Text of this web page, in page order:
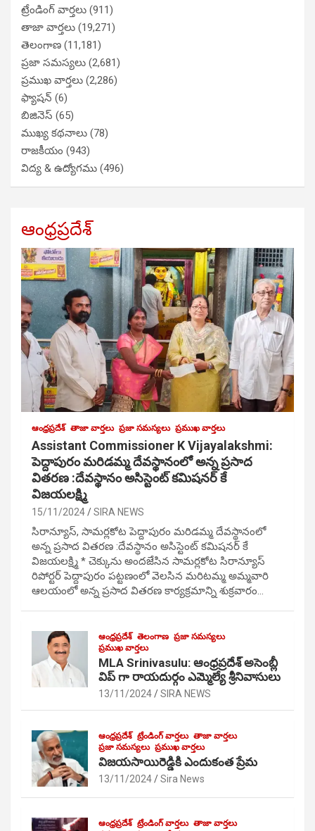
ట్రేండింగ్ వార్తలు (911)
తాజా వార్తలు (19,271)
తెలంగాణ (11,181)
ప్రజా సమస్యలు (2,681)
ప్రముఖ వార్తలు (2,286)
ఫ్యాషన్ (6)
బిజినెస్ (65)
ముఖ్య కథనాలు (78)
రాజకీయం (943)
విద్య & ఉద్యోగము (496)
ఆంధ్రప్రదేశ్
ఆంధ్రప్రదేశ్ తాజా వార్తలు ప్రజా సమస్యలు ప్రముఖ వార్తలు
Assistant Commissioner K Vijayalakshmi:
పెద్దాపురం మరిడమ్మ దేవస్థానంలో అన్న ప్రసాద
వితరణ :దేవస్థానం అసిస్టెంట్ కమిషనర్ కే
విజయలక్ష్మి
15/11/2024 SIRA NEWS
సిరాన్యూస్, సామర్లకోట పెద్దాపురం మరిడమ్మ దేవస్థానంలో
అన్న ప్రసాద వితరణ :దేవస్థానం అసిస్టెంట్ కమిషనర్ కే
విజయలక్ష్మి * చెక్కును అందజేసిన సామర్లకోట సిరాన్యూస్
రిపోర్టర్ పెద్దాపురం పట్టణంలో వెలసిన మరిటమ్మ అమ్మవారి
ఆలయంలో అన్న ప్రసాద వితరణ కార్యక్రమాన్ని శుక్రవారం…
ఆంధ్రప్రదేశ్ తెలంగాణ ప్రజా సమస్యలు
ప్రముఖ వార్తలు
MLA Srinivasulu: ఆంధ్రప్రదేశ్ అసెంబ్లీ
విప్ గా రాయదుర్గం ఎమ్మెల్యే శ్రీనివాసులు
13/11/2024 SIRA NEWS
ఆంధ్రప్రదేశ్ ట్రేండింగ్ వార్తలు తాజా వార్తలు
ప్రజా సమస్యలు ప్రముఖ వార్తలు
విజయసాయిరెడ్డికి ఎందుకంత ప్రేమ
13/11/2024 Sira News
ఆంధ్రప్రదేశ్ ట్రేండింగ్ వార్తలు తాజా వార్తలు